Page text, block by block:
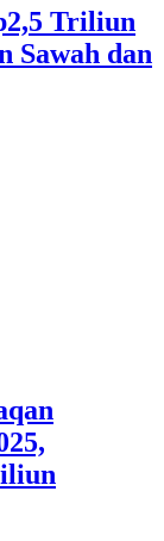
Triliun
Sawah dan